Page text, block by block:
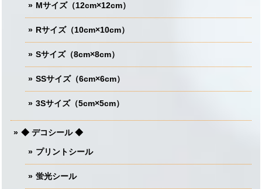
Mサイズ（12cm×12cm）
Rサイズ（10cm×10cm）
Sサイズ（8cm×8cm）
SSサイズ（6cm×6cm）
3Sサイズ（5cm×5cm）
◆ デコシール ◆
プリントシール
蛍光シール